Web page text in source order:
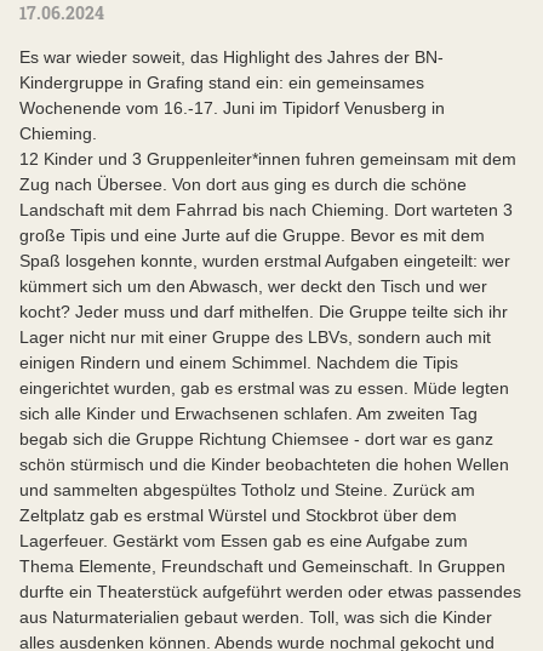
17.06.2024
Es war wieder soweit, das Highlight des Jahres der BN-
Kindergruppe in Grafing stand ein: ein gemeinsames
Wochenende vom 16.-17. Juni im Tipidorf Venusberg in
Chieming.
12 Kinder und 3 Gruppenleiter*innen fuhren gemeinsam mit dem
Zug nach Übersee. Von dort aus ging es durch die schöne
Landschaft mit dem Fahrrad bis nach Chieming. Dort warteten 3
große Tipis und eine Jurte auf die Gruppe. Bevor es mit dem
Spaß losgehen konnte, wurden erstmal Aufgaben eingeteilt: wer
kümmert sich um den Abwasch, wer deckt den Tisch und wer
kocht? Jeder muss und darf mithelfen. Die Gruppe teilte sich ihr
Lager nicht nur mit einer Gruppe des LBVs, sondern auch mit
einigen Rindern und einem Schimmel. Nachdem die Tipis
eingerichtet wurden, gab es erstmal was zu essen. Müde legten
sich alle Kinder und Erwachsenen schlafen. Am zweiten Tag
begab sich die Gruppe Richtung Chiemsee - dort war es ganz
schön stürmisch und die Kinder beobachteten die hohen Wellen
und sammelten abgespültes Totholz und Steine. Zurück am
Zeltplatz gab es erstmal Würstel und Stockbrot über dem
Lagerfeuer. Gestärkt vom Essen gab es eine Aufgabe zum
Thema Elemente, Freundschaft und Gemeinschaft. In Gruppen
durfte ein Theaterstück aufgeführt werden oder etwas passendes
aus Naturmaterialien gebaut werden. Toll, was sich die Kinder
alles ausdenken können. Abends wurde nochmal gekocht und